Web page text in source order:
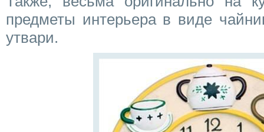
предметы интерьера в виде
утвари.